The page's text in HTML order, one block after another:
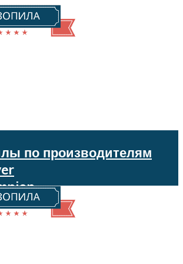
по производителям